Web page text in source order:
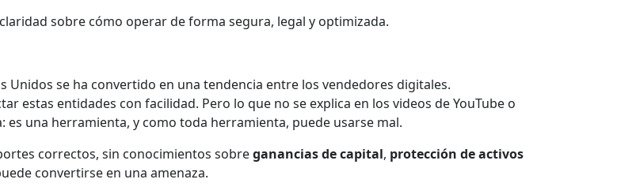
sobre cómo operar de forma segura, legal y optimizada.
Unidos se ha convertido en una tendencia entre los vendedores digitales.
estas entidades con facilidad. Pero lo que no se explica en los videos de YouTube o
es una herramienta, y como toda herramienta, puede usarse mal.
correctos, sin conocimientos sobreganancias de capital, protección de activos
convertirse en una amenaza.